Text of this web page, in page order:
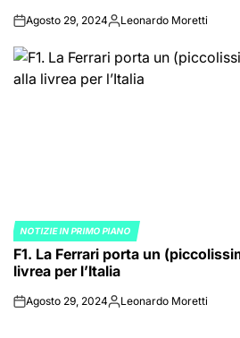
onAgosto 29, 2024Posted
Leonardo Moretti
POSTED
IN
NOTIZIE IN PRIMO PIANO
F1. La Ferrari porta un
livrea per l’Italia
onAgosto 29, 2024Posted
Leonardo Moretti